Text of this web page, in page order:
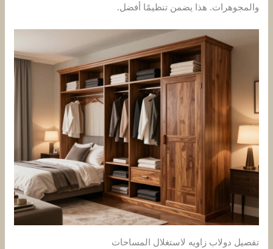
والمجوهرات. هذا يضمن تنظيمًا أفضل.
تفصيل دولاب زاويه لاستغلال المساحات